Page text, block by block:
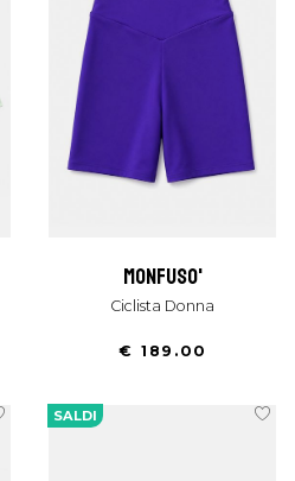
monfuso'
Ciclista Donna
€ 189.00
SALDI